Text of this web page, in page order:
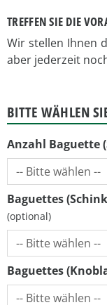
TREFFEN SIE DIE
Wir stellen Ihnen
aber jederzeit
BITTE WÄHLEN
Anzahl Baguette
Baguettes
Baguettes